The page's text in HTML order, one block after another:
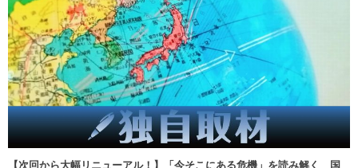
【次回から大幅リニューアル！】「今そこにある危機」を読み解く 国